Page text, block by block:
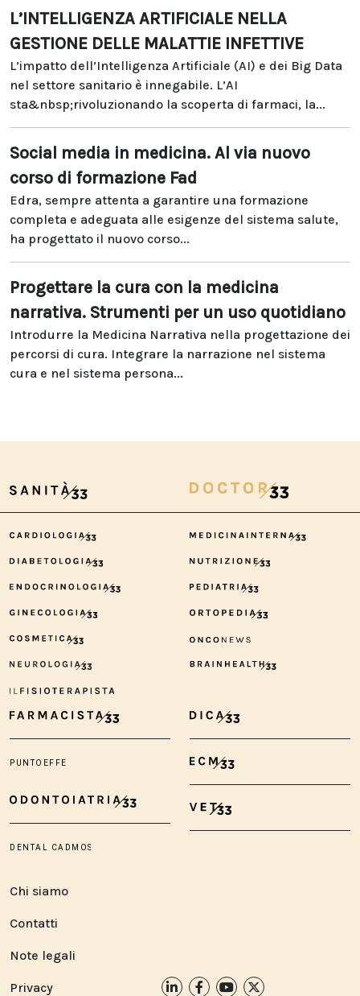
L’INTELLIGENZA ARTIFICIALE NELLA
GESTIONE DELLE MALATTIE INFETTIVE
L’impatto dell’Intelligenza Artificiale (AI) e dei Big Data
nel settore sanitario è innegabile. L’AI
sta&nbsp;rivoluzionando la scoperta di farmaci, la...
Social media in medicina. Al via nuovo
corso di formazione Fad
Edra, sempre attenta a garantire una formazione
completa e adeguata alle esigenze del sistema salute,
ha progettato il nuovo corso...
Progettare la cura con la medicina
narrativa. Strumenti per un uso quotidiano
Introdurre la Medicina Narrativa nella progettazione dei
percorsi di cura. Integrare la narrazione nel sistema
cura e nel sistema persona...
Chi siamo
Contatti
Note legali
Privacy